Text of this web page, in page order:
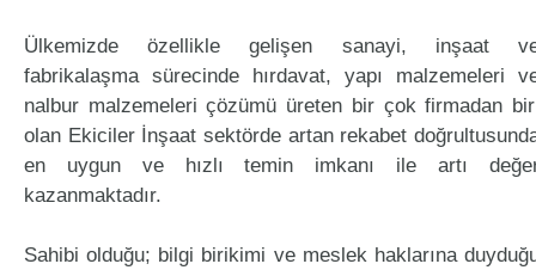
Ülkemizde özellikle gelişen sanayi, inşaat
fabrikalaşma sürecinde hırdavat, yapı malzemeleri
nalbur malzemeleri çözümü üreten bir çok firmadan
olan Ekiciler İnşaat sektörde artan rekabet
en uygun ve hızlı temin imkanı ile artı
kazanmaktadır.
Sahibi olduğu; bilgi birikimi ve meslek haklarına